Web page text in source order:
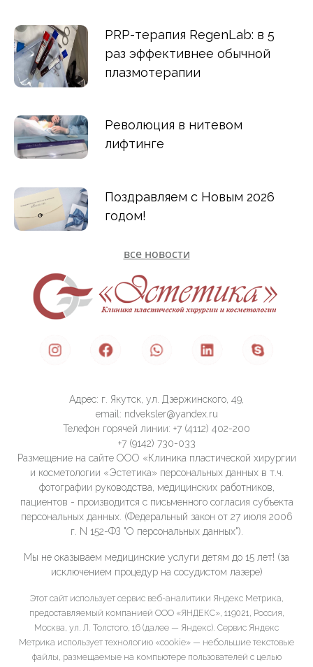
PRP-терапия RegenLab: в 5
раз эффективнее обычной
плазмотерапии
Революция в нитевом
лифтинге
Поздравляем с Новым 2026
годом!
все новости
Адрес: г. Якутск, ул. Дзержинского, 49,
email: ndveksler@yandex.ru
Телефон горячей линии: +7 (4112) 402-200
+7 (9142) 730-033
Размещение на сайте ООО «Клиника пластической хирургии
и косметологии «Эстетика» персональных данных в т.ч.
фотографии руководства, медицинских работников,
пациентов - производится с письменного согласия субъекта
персональных данных. (Федеральный закон от 27 июля 2006
г. N 152-ФЗ "О персональных данных").
Мы не оказываем медицинские услуги детям до 15 лет! (за
исключением процедур на сосудистом лазере)
Этот сайт использует сервис веб-аналитики Яндекс Метрика,
предоставляемый компанией ООО «ЯНДЕКС», 119021, Россия,
Москва, ул. Л. Толстого, 16 (далее — Яндекс). Сервис Яндекс
Метрика использует технологию «cookie» — небольшие текстовые
файлы, размещаемые на компьютере пользователей с целью